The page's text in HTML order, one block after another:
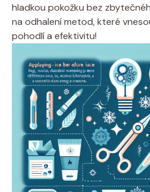
hladkou⁢ pokožku bez
na odhalení⁤ metod, které
pohodlí a efektivitu!